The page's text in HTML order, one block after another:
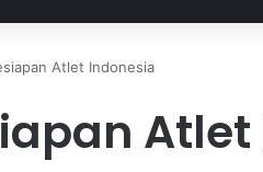
Atlet Indonesia